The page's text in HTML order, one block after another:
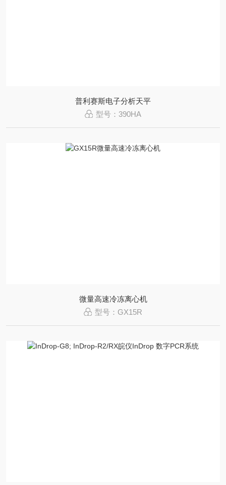
普利赛斯电子分析天平
型号：390HA
微量高速冷冻离心机
型号：GX15R